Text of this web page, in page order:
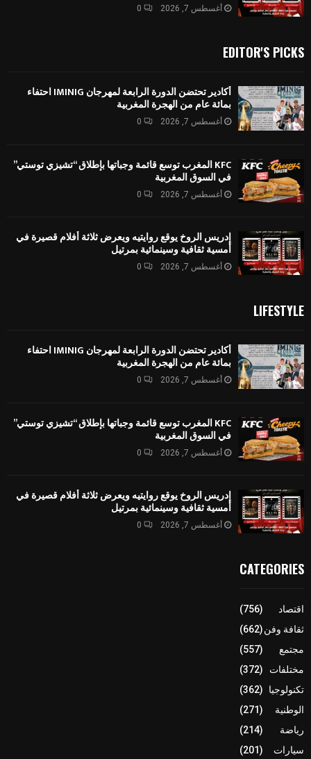
أغسطس 7, 2026 0
EDITOR'S PICKS
أكادير تحتضن الدورة الرابعة لمهرجان IMINIG احتفاء
بمائة عام من الهجرة المغربية
أغسطس 7, 2026 0
KFC المغرب توسع قائمة وجباتها بإطلاق “تشيزي توستي”
في السوق المغربية
أغسطس 7, 2026 0
إدريس الروخ يوقع روايتيه ويعرض ثلاثة أفلام قصيرة في
أمسية ثقافية وسينمائية بمرتيل
أغسطس 7, 2026 0
LIFESTYLE
أكادير تحتضن الدورة الرابعة لمهرجان IMINIG احتفاء
بمائة عام من الهجرة المغربية
أغسطس 7, 2026 0
KFC المغرب توسع قائمة وجباتها بإطلاق “تشيزي توستي”
في السوق المغربية
أغسطس 7, 2026 0
إدريس الروخ يوقع روايتيه ويعرض ثلاثة أفلام قصيرة في
أمسية ثقافية وسينمائية بمرتيل
أغسطس 7, 2026 0
CATEGORIES
اقتصاد
(756)
ثقافة وفن(662)
مجتمع
(557)
مختلفات
(372)
تكنولوجيا
(362)
الوطنية
(271)
رياضة
(214)
سيارات
(201)